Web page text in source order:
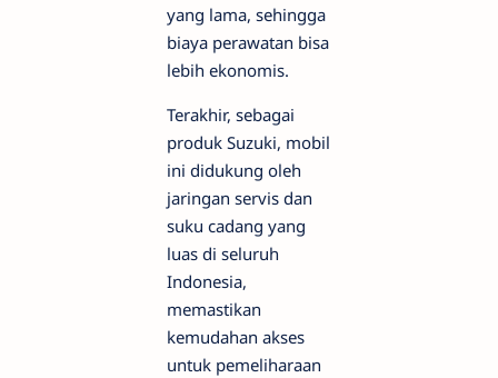
yang lama, sehingga
biaya perawatan bisa
lebih ekonomis.
Terakhir, sebagai
produk Suzuki, mobil
ini didukung oleh
jaringan servis dan
suku cadang yang
luas di seluruh
Indonesia,
memastikan
kemudahan akses
untuk pemeliharaan